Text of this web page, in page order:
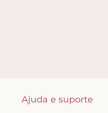
Ajuda e suporte